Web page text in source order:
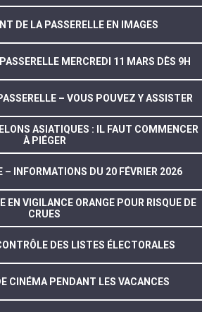
DE LA PASSERELLE EN IMAGES
DÉPLOIEMENT DE LA PASSERELLE MERCREDI 11 MARS DÈS 9H
– VOUS POUVEZ Y ASSISTER
ASIATIQUES : IL FAUT COMMENCER
À PIÉGER
– INFORMATIONS DU 20 FÉVRIER 2026
EN VIGILANCE ORANGE POUR RISQUE DE
CRUES
DES LISTES ÉLECTORALES
CINÉMA PENDANT LES VACANCES